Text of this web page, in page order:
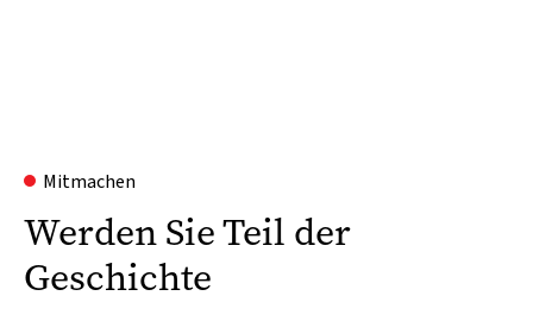
Mitmachen
Werden Sie Teil der
Geschichte